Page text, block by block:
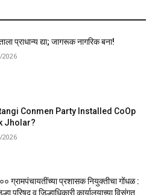
प्राधान्य द्या; जागरूक नागरिक बना!
2026
Conmen Party Installed CoOp
Jholar?
2026
ग्रामपंचायतींच्या प्रशासक नियुक्तीचा गोंधळ :
परिषद व जिल्हाधिकारी कार्यालयाच्या विसंगत